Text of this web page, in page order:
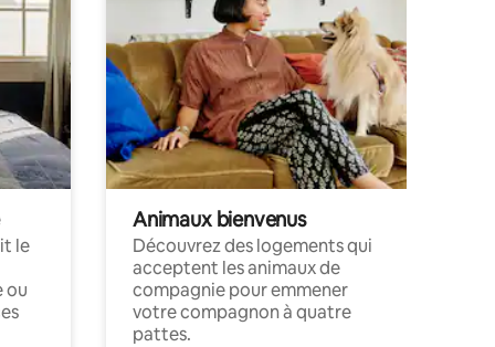
le
ou
Animaux bienvenus
Découvrez des logements qui
acceptent les animaux de
compagnie pour emmener
votre compagnon à quatre
pattes.